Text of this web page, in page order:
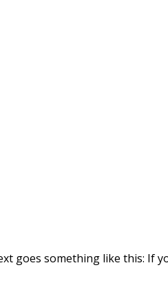
goes something like this: If